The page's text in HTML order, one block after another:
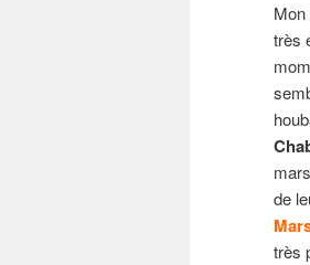
Mon
très
de
très